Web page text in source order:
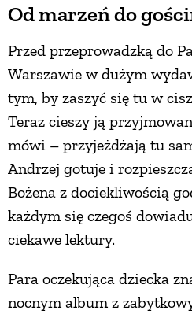
Od marzeń do
Przed przeprowadzką do
Warszawie w dużym
tym, by zaszyć się tu w
Teraz cieszy ją
mówi – przyjeżdżają tu
Andrzej gotuje i
Bożena z dociekliwością
każdym się czegoś
ciekawe lektury.
Para oczekująca dziecka
nocnym album z